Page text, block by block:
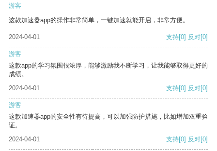
游客
这款加速器app的操作非常简单，一键加速就能开启，非常方便。
2024-04-01 支持[0] 反对[0]
游客
这款app的学习氛围很浓厚，能够激励我不断学习，让我能够取得更好的
成绩。
2024-04-01
支持[0] 反对[0]
游客
这款加速器app的安全性有待提高，可以加强防护措施，比如增加双重验
证。
2024-04-01
支持[0] 反对[0]